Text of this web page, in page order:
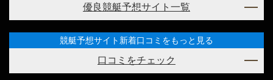
優良競艇予想サイト一覧
競艇予想サイト新着口コミをもっと見る
口コミをチェック